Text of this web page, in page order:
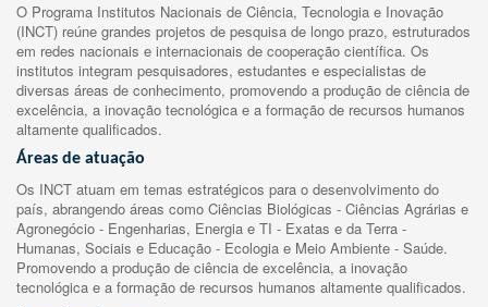
O Programa Institutos Nacionais de Ciência, Tecnologia e Inovação
(INCT) reúne grandes projetos de pesquisa de longo prazo, estruturados
em redes nacionais e internacionais de cooperação científica. Os
institutos integram pesquisadores, estudantes e especialistas de
diversas áreas de conhecimento, promovendo a produção de ciência de
excelência, a inovação tecnológica e a formação de recursos humanos
altamente qualificados.
Áreas de atuação
Os INCT atuam em temas estratégicos para o desenvolvimento do
país, abrangendo áreas como Ciências Biológicas - Ciências Agrárias e
Agronegócio - Engenharias, Energia e TI - Exatas e da Terra -
Humanas, Sociais e Educação - Ecologia e Meio Ambiente - Saúde.
Promovendo a produção de ciência de excelência, a inovação
tecnológica e a formação de recursos humanos altamente qualificados.